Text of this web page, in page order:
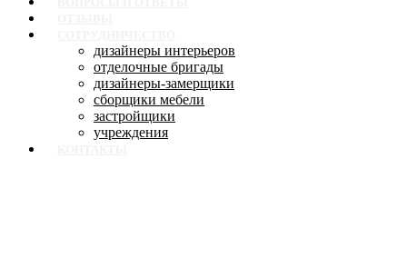
дизайнеры интерьеров
отделочные бригады
дизайнеры-замерщики
сборщики мебели
застройщики
учреждения